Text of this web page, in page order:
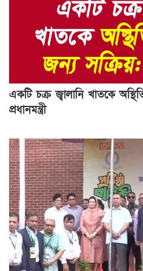
একটি চক্র জ্বালানি খাতকে
প্রধানমন্ত্রী